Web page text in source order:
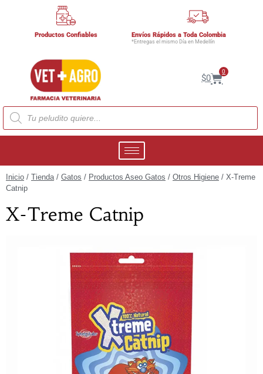
Productos Confiables Envíos Rápidos a Toda Colombia
*Entregas el mismo Día en Medellín
$0
0
Inicio / Tienda/ Gatos / Productos Aseo Gatos / Otros Higiene / X-Treme
Catnip
X-Treme Catnip